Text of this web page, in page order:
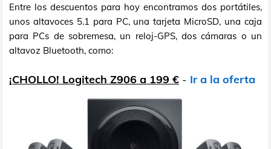
Entre los descuentos para hoy encontramos dos portátiles,
unos altavoces 5.1 para PC, una tarjeta MicroSD, una caja
para PCs de sobremesa, un reloj-GPS, dos cámaras o un
altavoz Bluetooth, como:
¡CHOLLO! Logitech Z906 a 199 € - Ir a la oferta